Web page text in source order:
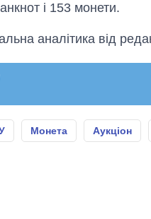
і 153 монети.
аналітика від
Монета Аукціон